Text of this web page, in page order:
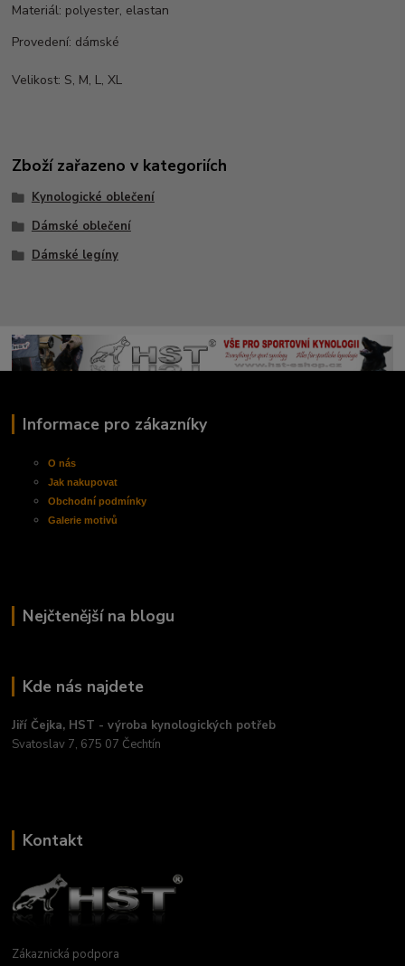
Materiál: polyester, elastan
Provedení: dámské
Velikost: S, M, L, XL
Zboží zařazeno v kategoriích
Kynologické oblečení
Dámské oblečení
Dámské legíny
Informace pro zákazníky
O nás
Jak nakupovat
Obchodnípodmínky
Galerie motivů
Nejčtenější na blogu
Kde nás najdete
Jiří Čejka, HST - výroba kynologických potřeb
Svatoslav 7, 675 07 Čechtín
Kontakt
Zákaznická podpora